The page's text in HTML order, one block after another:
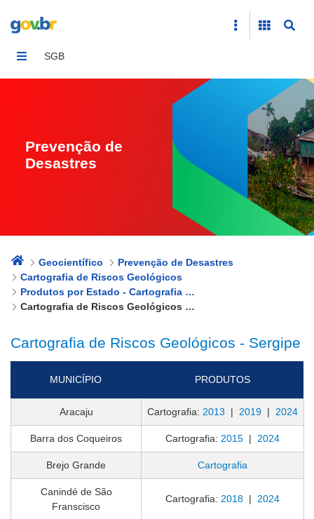
SGB
Prevenção de
Desastres
Geocientífico
Prevenção de Desastres
Cartografia de Riscos Geológicos
Produtos por Estado - Cartografia de Riscos Geológicos
Cartografia de Riscos Geológicos - Sergipe
Cartografia de Riscos Geológicos - Sergipe
MUNICÍPIO PRODUTOS
Aracaju Cartografia: 2013 | 2019 | 2024
Barra dos Coqueiros Cartografia: 2015 | 2024
Brejo Grande Cartografia
Canindé de São
Franscisco
Cartografia: 2018 | 2024